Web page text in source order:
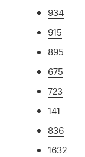
934
915
895
675
723
141
836
1632